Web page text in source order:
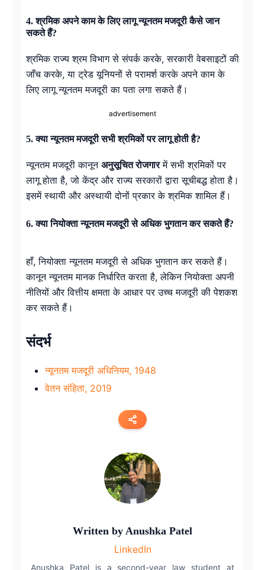
4. श्रमिक अपने काम के लिए लागू न्यूनतम मजदूरी कैसे जान
सकते हैं?
श्रमिक राज्य श्रम विभाग से संपर्क करके, सरकारी वेबसाइटों की
जाँच करके, या ट्रेड यूनियनों से परामर्श करके अपने काम के
लिए लागू न्यूनतम मजदूरी का पता लगा सकते हैं।
advertisement
5. क्या न्यूनतम मजदूरी सभी श्रमिकों पर लागू होती है?
न्यूनतम मजदूरी कानून अनुसूचित रोजगारमें सभी श्रमिकों पर
लागू होता है, जो केंद्र और राज्य सरकारों द्वारा सूचीबद्ध होता है।
इसमें स्थायी और अस्थायी दोनों प्रकार के श्रमिक शामिल हैं।
6. क्या नियोक्ता न्यूनतम मजदूरी से अधिक भुगतान कर सकते हैं?
हाँ, नियोक्ता न्यूनतम मजदूरी से अधिक भुगतान कर सकते हैं।
कानून न्यूनतम मानक निर्धारित करता है, लेकिन नियोक्ता अपनी
नीतियों और वित्तीय क्षमता के आधार पर उच्च मजदूरी की पेशकश
कर सकते हैं।
संदर्भ
न्यूनतम मजदूरी अधिनियम, 1948
वेतन संहिता, 2019
WhatsApp
Written by Anushka Patel
LinkedIn
Anushka Patel is a second-year law student at